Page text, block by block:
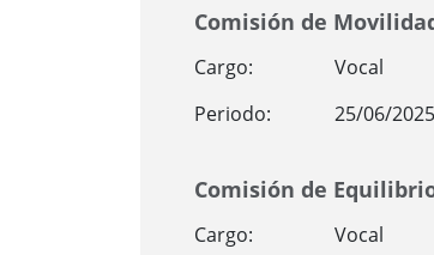
Comisión de
Cargo:
Vocal
Periodo:
25/06/
Comisión de
Cargo:
Vocal